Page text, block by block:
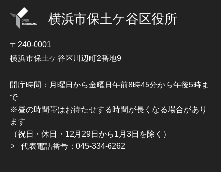
横浜市保土ケ谷区役所
〒240-0001
横浜市保土ケ谷区川辺町2番地9
開庁時間：月曜日から金曜日午前8時45分から午後5時ま
で
※昼の時間帯はお待たせする時間が長くなる場合があり
ます
（祝日・休日・12月29日から1月3日を除く）
代表電話番号：045-334-6262